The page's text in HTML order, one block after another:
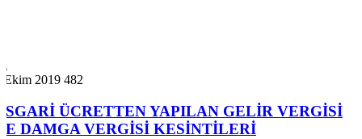
Ekim 2019 482
ÜCRETTEN YAPILAN GELİR VERGİSİ
DAMGA VERGİSİ KESİNTİLERİ